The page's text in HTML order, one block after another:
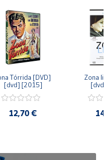
Tórrida [DVD]
[dvd] [2015]
12,70 €
Zona
[dvd]